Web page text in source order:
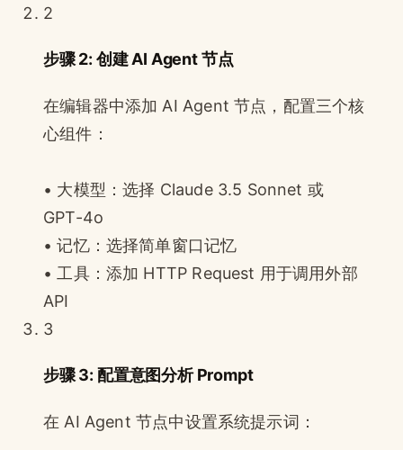
2
步骤 2: 创建 AI Agent 节点
在编辑器中添加 AI Agent 节点，配置三个核
心组件：
• 大模型：选择 Claude 3.5 Sonnet 或
GPT-4o
• 记忆：选择简单窗口记忆
• 工具：添加 HTTP Request 用于调用外部
API
3
步骤 3: 配置意图分析 Prompt
在 AI Agent 节点中设置系统提示词：